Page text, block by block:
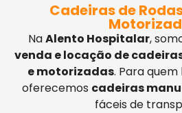
Cadeiras de
NaAlento Hospitalar,
venda e locação de
e motorizadas. Para
oferecemos cadeiras
fáceis de